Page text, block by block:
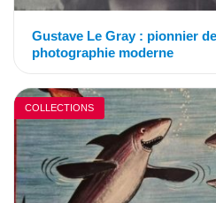
Gustave Le Gray : pionnier
photographie moderne
COLLECTIONS